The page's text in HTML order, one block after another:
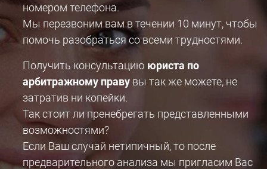
номером телефона.
Мы перезвоним вам в течении 10 минут, чтобы
помочь разобраться со всеми трудностями.
Получить консультацию юриста по
арбитражному праву вы так же можете, не
затратив ни копейки.
Так стоит ли пренебрегать представленными
возможностями?
Если Ваш случай нетипичный, то после
предварительного анализа мы пригласим Вас